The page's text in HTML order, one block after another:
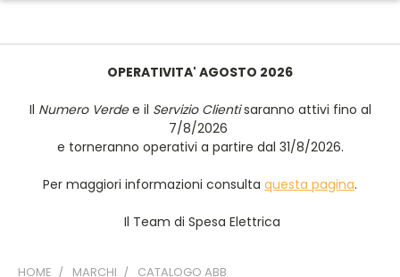
OPERATIVITA' AGOSTO 2026
Il Numero Verdee il Servizio Clientisaranno attivi fino al
7/8/2026
e torneranno operativi a partire dal 31/8/2026.
Per maggiori informazioni consulta questa pagina.
Il Team di Spesa Elettrica
HOME MARCHI
CATALOGO ABB